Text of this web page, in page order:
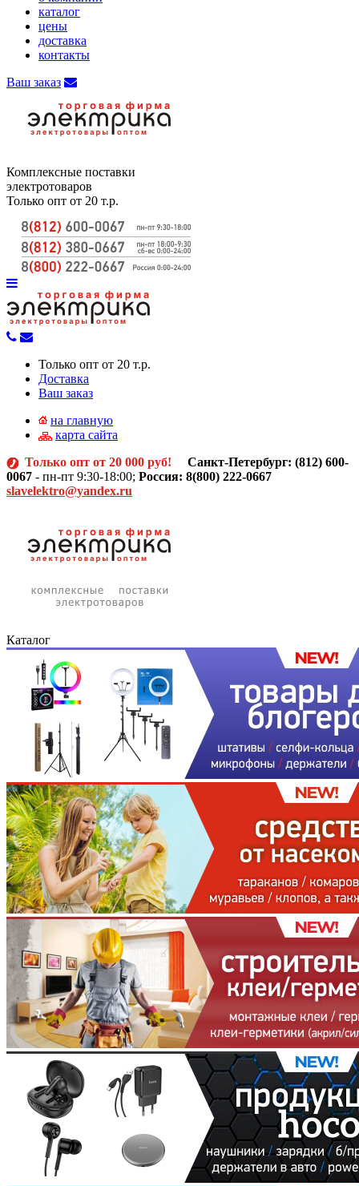
каталог
цены
доставка
контакты
Ваш заказ
Комплексные поставки
электротоваров
Только опт от 20 т.р.
Только опт от 20 т.р.
Доставка
Ваш заказ
на главную
карта сайта
Только опт от 20 000 руб! Санкт-Петербург: (812) 600-
0067 - пн-пт 9:30-18:00; Россия: 8(800) 222-0667
slavelektro@yandex.ru
Каталог